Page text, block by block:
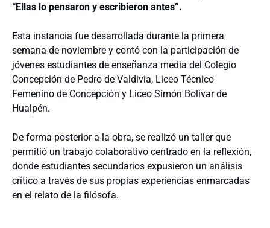
“Ellas lo pensaron y escribieron antes”.
Esta instancia fue desarrollada durante la primera
semana de noviembre y contó con la participación de
jóvenes estudiantes de enseñanza media del Colegio
Concepción de Pedro de Valdivia, Liceo Técnico
Femenino de Concepción y Liceo Simón Bolívar de
Hualpén.
De forma posterior a la obra, se realizó un taller que
permitió un trabajo colaborativo centrado en la reflexión,
donde estudiantes secundarios expusieron un análisis
crítico a través de sus propias experiencias enmarcadas
en el relato de la filósofa.